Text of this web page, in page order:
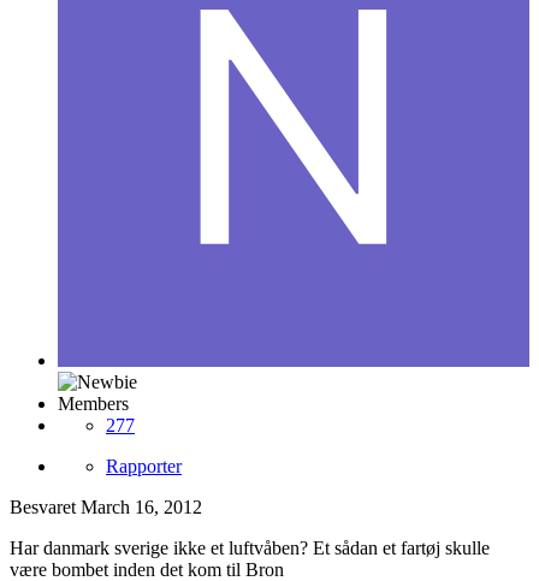
Members
277
Rapporter
Besvaret March 16, 2012
Har danmark sverige ikke et luftvåben? Et sådan et fartøj skulle
være bombet inden det kom til Bron